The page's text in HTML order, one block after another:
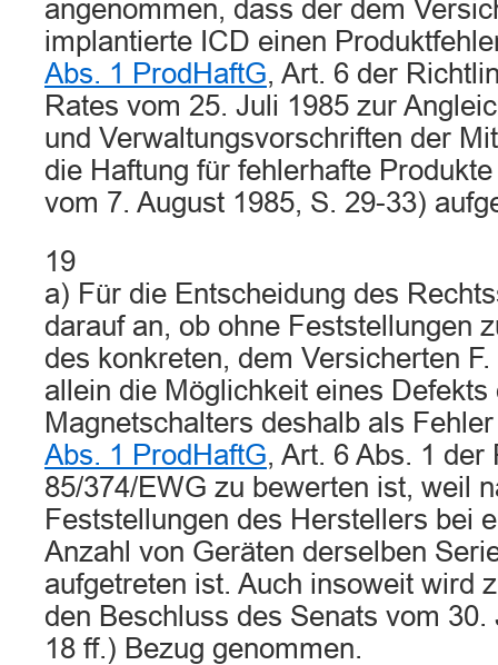
angenommen, dass der dem
implantierte ICD einen
Abs. 1 ProdHaftG, Art. 6 der
Rates vom 25. Juli 1985 zur
und Verwaltungsvorschriften der
die Haftung für fehlerhafte
vom 7. August 1985, S. 29-33)
19
a) Für die Entscheidung des
darauf an, ob ohne Feststellungen
des konkreten, dem Versicherten
allein die Möglichkeit eines Defekts
Magnetschalters deshalb als
Abs. 1 ProdHaftG, Art. 6 Abs. 1 der
85/374/EWG zu bewerten ist, weil
Feststellungen des Herstellers bei
Anzahl von Geräten derselben
aufgetreten ist. Auch insoweit wird
den Beschluss des Senats vom 30.
18 ff.) Bezug genommen.